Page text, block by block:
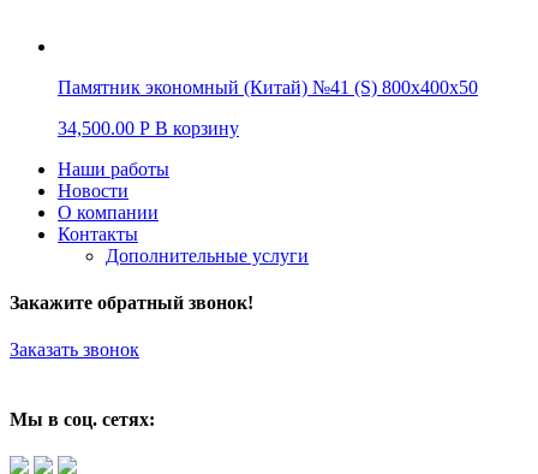
Памятник экономный (Китай) №41 (S) 800х400х50
34,500.00 Р В корзину
Наши работы
Новости
О компании
Контакты
Дополнительные услуги
Закажите обратный звонок!
Заказать звонок
Мы в соц. сетях: